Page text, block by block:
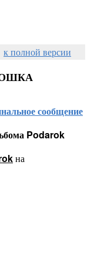
к полной версии
сообщение
Podarok
на